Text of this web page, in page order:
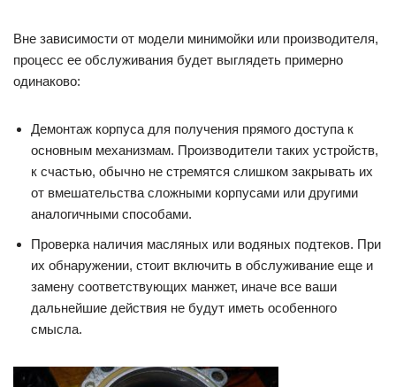
Вне зависимости от модели минимойки или производителя,
процесс ее обслуживания будет выглядеть примерно
одинаково:
Демонтаж корпуса для получения прямого доступа к
основным механизмам. Производители таких устройств,
к счастью, обычно не стремятся слишком закрывать их
от вмешательства сложными корпусами или другими
аналогичными способами.
Проверка наличия масляных или водяных подтеков. При
их обнаружении, стоит включить в обслуживание еще и
замену соответствующих манжет, иначе все ваши
дальнейшие действия не будут иметь особенного
смысла.